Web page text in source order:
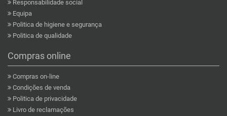
Responsabilidade social
Equipa
Politica de higiene e segurança
Politica de qualidade
Compras online
Compras on-line
Condições de venda
Politica de privacidade
Livro de reclamações